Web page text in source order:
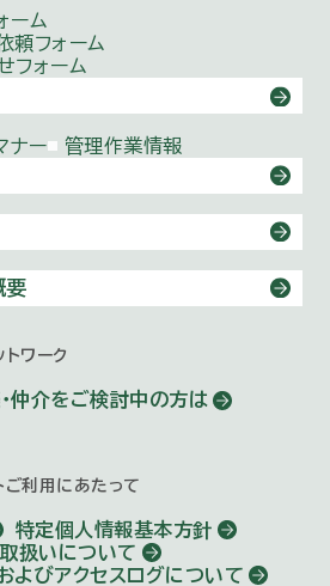
ーム
頼フォーム
フォーム
ナー 管理作業情報
要
ワーク
仲介をご検討中の方は
ご利用にあたって
特定個人情報基本方針
扱いについて
よびアクセスログについて